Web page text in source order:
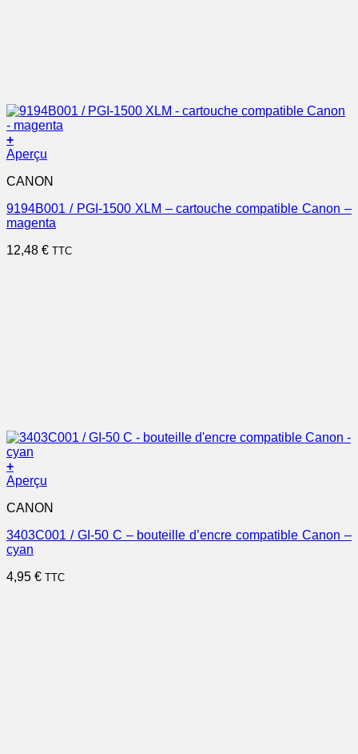
+
Aperçu
CANON
9194B001 / PGI-1500 XLM – cartouche compatible Canon –
magenta
12,48 € TTC
+
Aperçu
CANON
3403C001 / GI-50 C – bouteille d’encre compatible Canon –
cyan
4,95 € TTC